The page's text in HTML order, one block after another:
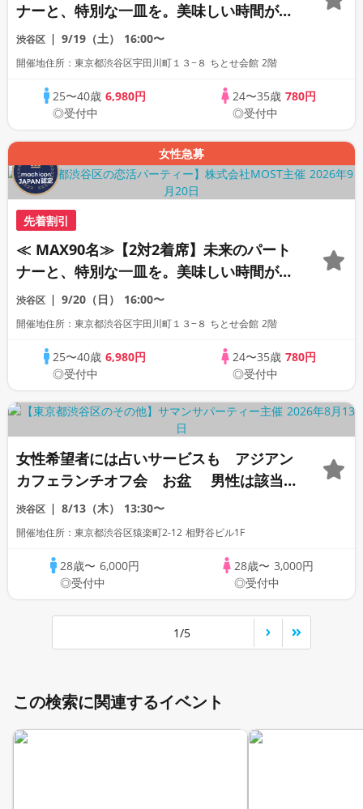
ナーと、特別な一皿を。美味しい時間が未
来のご縁をつなぐ。
渋谷区 9/19（土） 16:00〜
開催地住所：東京都渋谷区宇田川町１３−８ ちとせ会館 2階
25〜40歳6,980円
◎受付中
24〜35歳 780円
◎受付中
女性急募
先着割引
≪ MAX90名≫‎【2対2着席】未来のパート
ナーと、特別な一皿を。美味しい時間が未
来のご縁をつなぐ。
渋谷区 9/20（日） 16:00〜
開催地住所：東京都渋谷区宇田川町１３−８ ちとせ会館 2階
25〜40歳6,980円
◎受付中
24〜35歳 780円
◎受付中
女性希望者には占いサービスも アジアン
カフェランチオフ会 お盆 男性は該当
者 「一部上場企業」「大手企業」「公務
員」「自衛官」「消防士」「警察官」
「OL」歓迎
渋谷区 8/13（木） 13:30〜
開催地住所：東京都渋谷区猿楽町2-12 相野谷ビル1F
28歳〜 6,000円
◎受付中
28歳〜 3,000円
◎受付中
1/5
この検索に関連するイベント